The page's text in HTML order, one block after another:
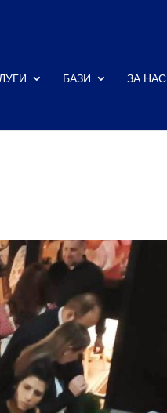
БАЗИ ЗА НАС